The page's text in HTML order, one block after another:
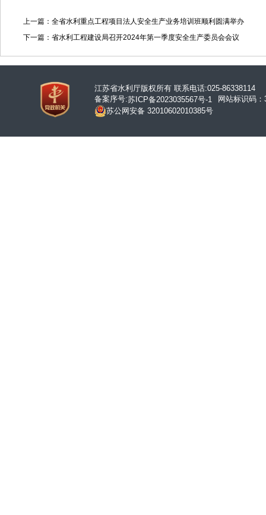
上一篇：全省水利重点工程项目法人安全生产业务培训班顺利圆满举办
下一篇：省水利工程建设局召开2024年第一季度安全生产委员会会议
江苏省水利厅版权所有 联系电话:025-86338114
备案序号:苏ICP备2023035567号-1
网站标识码
苏公网安备 32010602010385号